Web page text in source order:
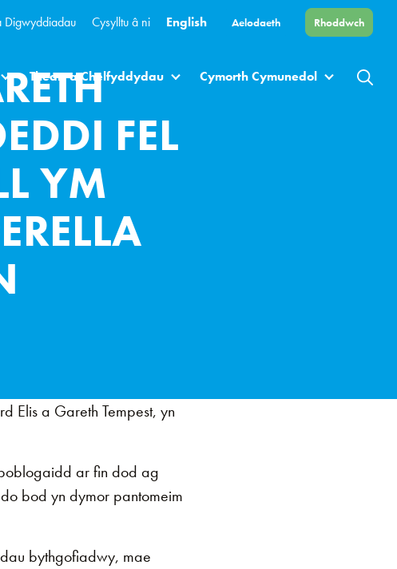
Cysylltu â ni English Aelodaeth Rhoddwch
Theatr a Chelfyddydau Cymorth Cymunedol
FEL
YM
Elis a Gareth Tempest, yn
ar fin dod ag
bod yn dymor pantomeim
bythgofiadwy, mae